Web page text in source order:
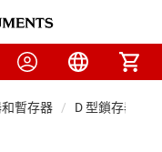
暫存器 D 型鎖存器